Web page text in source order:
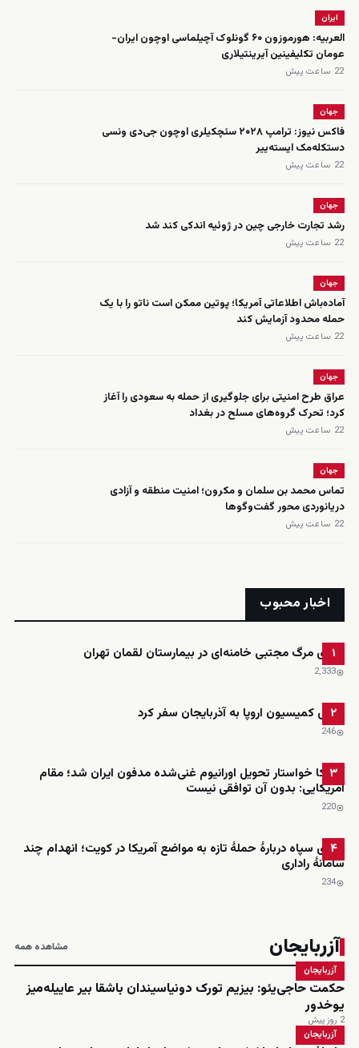
ایران
العربیه: هورموزون ۶۰ گونلوک آچیلماسی اوچون ایران-
عومان تکلیفینین آیرینتیلاری
22 ساعت پیش
جهان
فاکس نیوز: ترامپ ۲۰۲۸ سئچکیلری اوچون جی‌دی ونسی
دستکله‌مک ایسته‌ییر
22 ساعت پیش
جهان
رشد تجارت خارجی چین در ژوئیه اندکی کند شد
22 ساعت پیش
جهان
آماده‌باش اطلاعاتی آمریکا؛ پوتین ممکن است ناتو را با یک
حمله محدود آزمایش کند
22 ساعت پیش
جهان
عراق طرح امنیتی برای جلوگیری از حمله به سعودی را آغاز
کرد؛ تحرک گروه‌های مسلح در بغداد
22 ساعت پیش
جهان
تماس محمد بن سلمان و مکرون؛ امنیت منطقه و آزادی
دریانوردی محور گفت‌وگوها
22 ساعت پیش
اخبار محبوب
۱
ادعای مرگ مجتبی خامنه‌ای در بیمارستان لقمان تهران
2٬333
۲
رئیس کمیسیون اروپا به آذربایجان سفر کرد
246
۳
آمریکا خواستار تحویل اورانیوم غنی‌شده مدفون ایران شد؛ مقام
آمریکایی: بدون آن توافقی نیست
220
۴
ادعای سپاه دربارهٔ حملهٔ تازه به مواضع آمریکا در کویت؛ انهدام چند
سامانهٔ راداری
234
آزربایجان مشاهده همه
آزربایجان
حکمت حاجی‌یئو: بیزیم تورک دونیاسیندان باشقا بیر عاییله‌میز
یوخدور
2 روز پیش
آزربایجان